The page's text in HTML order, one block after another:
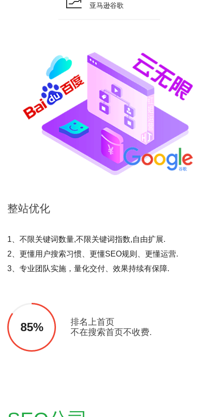
亚马逊谷歌
整站优化
1、不限关键词数量,不限关键词指数,自由扩展.
2、更懂用户搜索习惯、更懂SEO规则、更懂运营.
3、专业团队实施，量化交付、效果持续有保障.
85%
排名上首页
不在搜索首页不收费.